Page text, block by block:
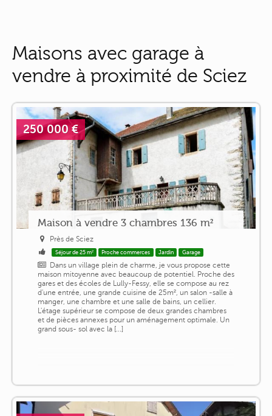
Maisons avec garage à
vendre à proximité de Sciez
250 000 €
Maison à vendre 3 chambres 136 m²
Près de Sciez
Séjour de 25 m² Proche commerces Jardin Garage
Dans un village plein de charme, je vous propose cette
maison mitoyenne avec beaucoup de potentiel. Proche des
gares et des écoles de Lully-Fessy, elle se compose au rez
d'une entrée, une grande cuisine de 25m², un salon -salle à
manger, une chambre et une salle de bains, un cellier.
L'étage supérieur se compose de deux grandes chambres
et de pièces annexes pour un aménagement optimale. Un
grand sous- sol avec la [...]